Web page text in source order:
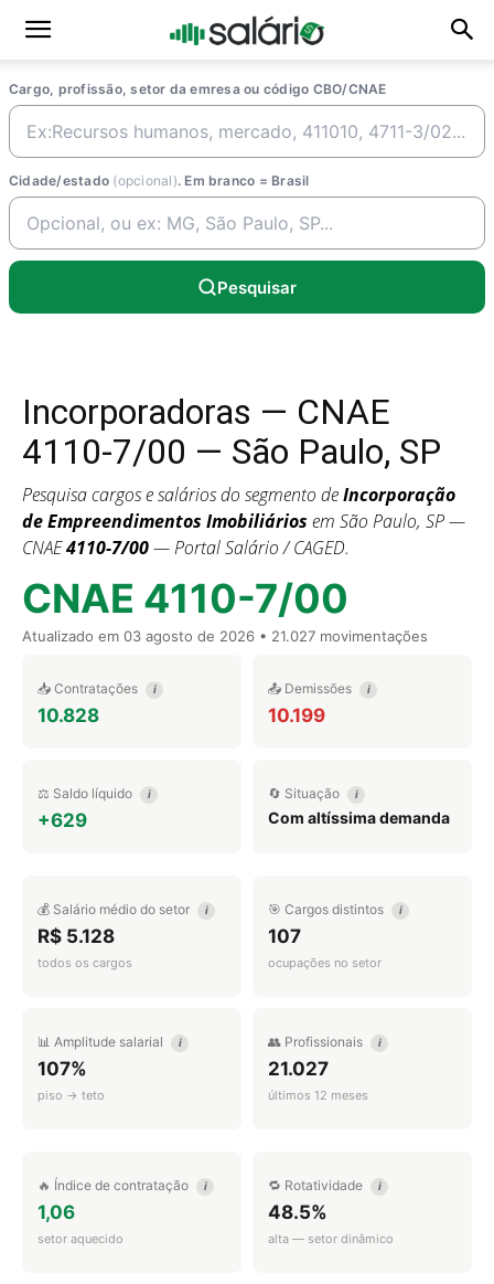
Cargo, profissão, setor da emresa ou código CBO/CNAE
Cidade/estado (opcional). Em branco = Brasil
Pesquisar
Incorporadoras — CNAE
4110-7/00 — São Paulo, SP
Pesquisa cargos e salários do segmento deIncorporação
de Empreendimentos Imobiliários em São Paulo, SP —
CNAE4110-7/00— Portal Salário / CAGED.
CNAE 4110-7/00
Atualizado em 03 agosto de 2026 • 21.027 movimentações
📥 Contratações i
10.828
📤 Demissões i
10.199
⚖️ Saldo líquido i
+629
🔄 Situação i
Com altíssima demanda
💰 Salário médio do setor i
R$ 5.128
todos os cargos
🎯 Cargos distintos i
107
ocupações no setor
📊 Amplitude salarial i
107%
piso → teto
👥 Profissionais i
21.027
últimos 12 meses
🔥 Índice de contratação i
1,06
setor aquecido
🔁 Rotatividade i
48.5%
alta — setor dinâmico